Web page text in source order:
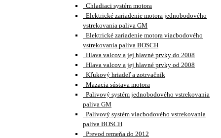
Chladiaci systém motora
Elektrické zariadenie motora jednobodového
vstrekovania paliva GM
Elektrické zariadenie motora viacbodového
vstrekovania paliva BOSCH
Hlava valcov a jej hlavné prvky do 2008
Hlava valcov a jej hlavné prvky od 2008
Kľukový hriadeľ a zotrvačník
Mazacia sústava motora
Palivový systém jednobodového vstrekovania
paliva GM
Palivový systém viacbodového vstrekovania
paliva BOSCH
Prevod remeňa do 2012